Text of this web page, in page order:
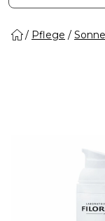
Pflege